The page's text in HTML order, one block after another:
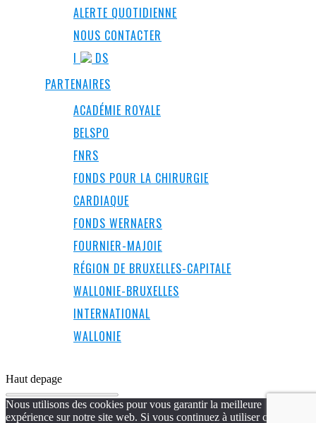
ALERTE QUOTIDIENNE
NOUS CONTACTER
I
DS
PARTENAIRES
ACADÉMIE ROYALE
BELSPO
FNRS
FONDS POUR LA CHIRURGIE
CARDIAQUE
FONDS WERNAERS
FOURNIER-MAJOIE
RÉGION DE BRUXELLES-CAPITALE
WALLONIE-BRUXELLES
INTERNATIONAL
WALLONIE
Haut depage
Nous utilisons des cookies pour vous garantir la meilleure
expérience sur notre site web. Si vous continuez à utiliser ce site,